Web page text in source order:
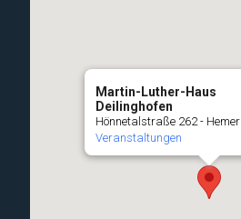
Martin-Luther-Haus
Deilinghofen
Hönnetalstraße 262 - Hemer
Veranstaltungen